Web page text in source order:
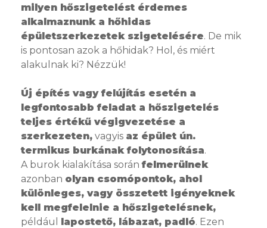
milyen hőszigetelést érdemes
alkalmaznunk a hőhidas
épületszerkezetek szigetelésére. De mik
is pontosan azok a hőhidak? Hol, és miért
alakulnak ki? Nézzük!
Új építés vagy felújítás esetén a
legfontosabb feladat a hőszigetelés
teljes értékű végigvezetése a
szerkezeten, vagyis az épület ún.
termikus burkának folytonosítása.
A burok kialakítása soránfelmerülnek
azonban olyan csomópontok, ahol
különleges, vagy összetett igényeknek
kell megfelelnie a hőszigetelésnek,
például lapostető, lábazat, padló. Ezen